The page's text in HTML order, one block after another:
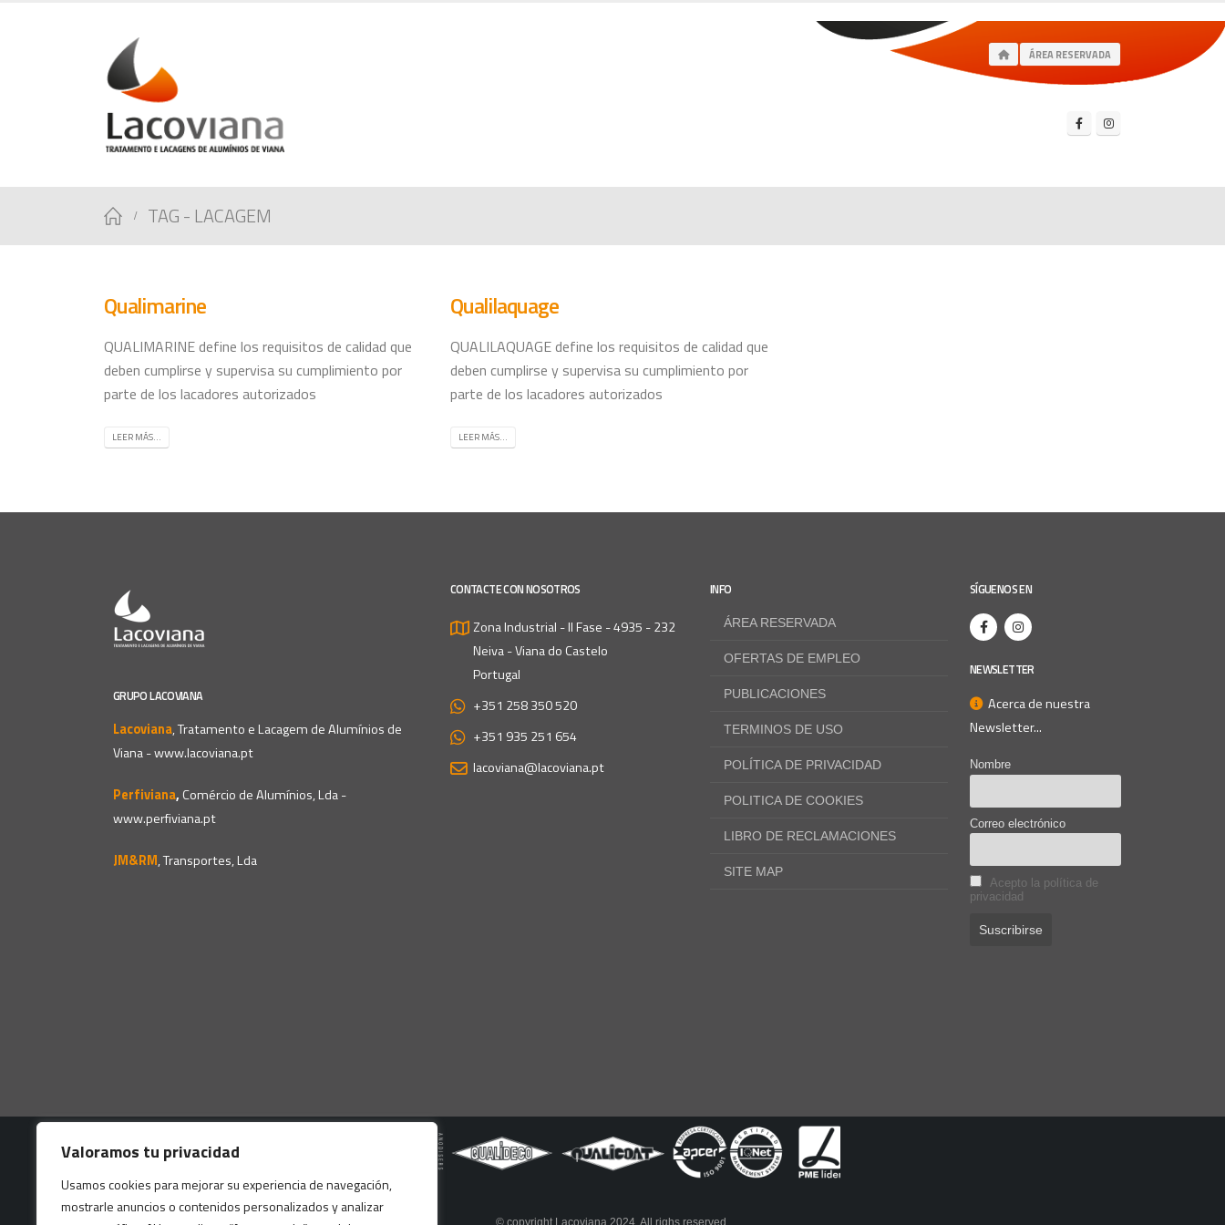
Valoramos tu privacidad
Usamos cookies para mejorar su experiencia de navegación,
mostrarle anuncios o contenidos personalizados y analizar
ÁREA RESERVADA
TAG - LACAGEM
Qualimarine
QUALIMARINE define los requisitos de calidad que
deben cumplirse y supervisa su cumplimiento por
parte de los lacadores autorizados
LEER MÁS...
Qualilaquage
QUALILAQUAGE define los requisitos de calidad que
deben cumplirse y supervisa su cumplimiento por
parte de los lacadores autorizados
LEER MÁS...
GRUPO LACOVIANA
Lacoviana, Tratamento e Lacagem de Alumínios de
Viana -www.lacoviana.pt
Perfiviana, Comércio de Alumínios, Lda -
www.perfiviana.pt
JM&RM, Transportes, Lda
CONTACTE CON NOSOTROS
Zona Industrial - II Fase - 4935 - 232
Neiva - Viana do Castelo
Portugal
+351 258 350 520
+351 935 251 654
lacoviana@lacoviana.pt
INFO
ÁREA RESERVADA
OFERTAS DE EMPLEO
PUBLICACIONES
TERMINOS DE USO
POLÍTICA DE PRIVACIDAD
POLITICA DE COOKIES
LIBRO DE RECLAMACIONES
SITE MAP
SÍGUENOS EN
NEWSLETTER
Acerca de nuestra
Newsletter...
Nombre
Correo electrónico
Acepto la política de
privacidad
© copyright Lacoviana 2024. All righs reserved.